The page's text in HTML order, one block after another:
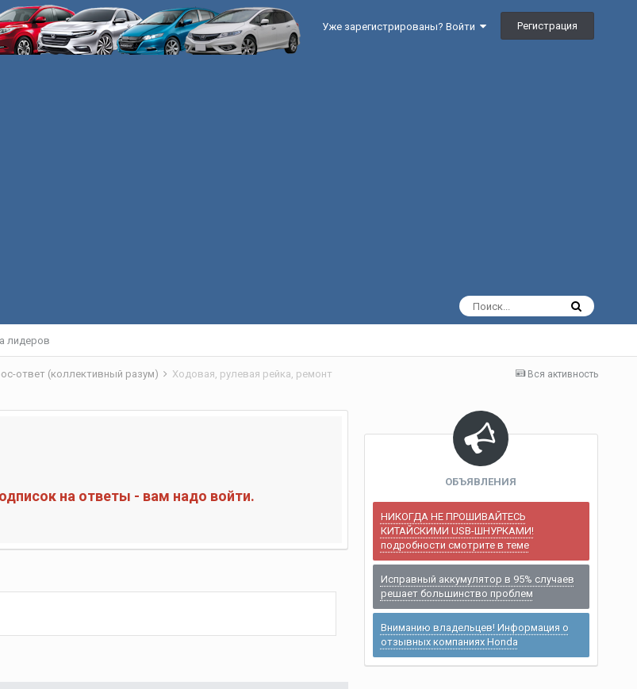
Уже зарегистрированы? Войти Регистрация
лидеров
Вся активность
ответ (коллективный разум) Ходовая, рулевая рейка, ремонт
на ответы - вам надо войти.
ОБЪЯВЛЕНИЯ
НИКОГДА НЕ ПРОШИВАЙТЕСЬ
КИТАЙСКИМИ USB-ШНУРКАМИ!
подробности смотрите в теме
Исправный аккумулятор в 95% случаев
решает большинство проблем
Вниманию владельцев! Информация о
отзывных компаниях Honda